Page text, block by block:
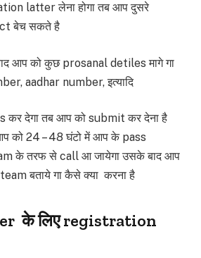
latter लेना होगा तब आप दुसरे
बेच सकते है
आप को कुछ prosanal detiles मागे गा
aadhar number, इत्यादि
देगा तब आप को submit कर देना है
को 24 – 48 घंटो में आप के pass
के तरफ से call आ जायेगा उसके बाद आप
बताये गा कैसे क्या करना है
के लिए registration